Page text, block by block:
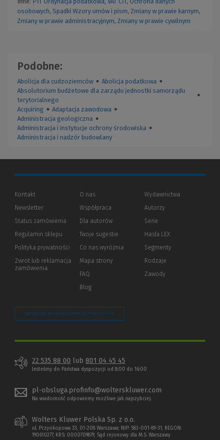
osobowych, Spadki Wzory umów i pism, Zmiany w prawie karnym,
Zmiany w prawie administracyjnym, Zmiany w prawie cywilnym
Podobne:
Abolicja dla cudzoziemców ● Abolicja podatkowa ●
Absolutorium budżetowe dla zarządu jednostki samorządu
terytorialnego
●
Acquiring ● Adaptacja zawodowa ●
Administracja geologiczna ●
Administracja i instytucje ochrony środowiska ●
Administracja i nadzór budowlany
Kontakt
Newsletter
Status zamówienia
Regulamin sklepu
Polityka prywatności (Nowe
(Link
innej
Zwrot lub reklamacja
zamówienia
O nas
Współpraca
Dla autorów(Nowe
(Link
innej
Twoje sugestie
Co nas wyróżnia
Mapa strony
FAQ
Blog
Wydawnictwa
Autorzy
Serie
Hasła LEX
Segmenty
Rodzaje
Zawody
Zarządzaj preferencjami plików cookie
22 535 88 00 lub 801 04 45 45
Jesteśmy do Państwa dyspozycji od 8:00 do 16:00
pl-obsluga.profinfo@wolterskluwer.com
Na wiadomość odpowiemy możliwe jak najszybciej.
Wolters Kluwer Polska Sp. z o.o.
ul. Przyokopowa 33, 01-208 Warszawa; NIP: 583-001-89-31, REGON:
190610277, KRS: 0000709879, Sąd rejonowy dla M.S. Warszawy